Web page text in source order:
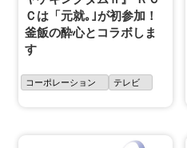
Ｃは「元就｡｣が初参加！
釜飯の酔心とコラボしま
す
コーポレーション テレビ